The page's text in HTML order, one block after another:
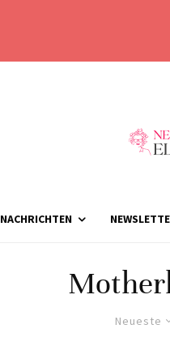
NACHRICHTEN
Neueste